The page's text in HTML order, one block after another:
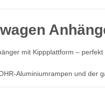
mit Kippplattform –
Aluminiumrampen und der